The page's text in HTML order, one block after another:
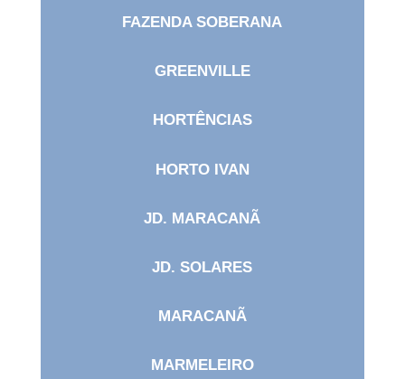
FAZENDA SOBERANA
GREENVILLE
HORTÊNCIAS
HORTO IVAN
JD. MARACANÃ
JD. SOLARES
MARACANÃ
MARMELEIRO